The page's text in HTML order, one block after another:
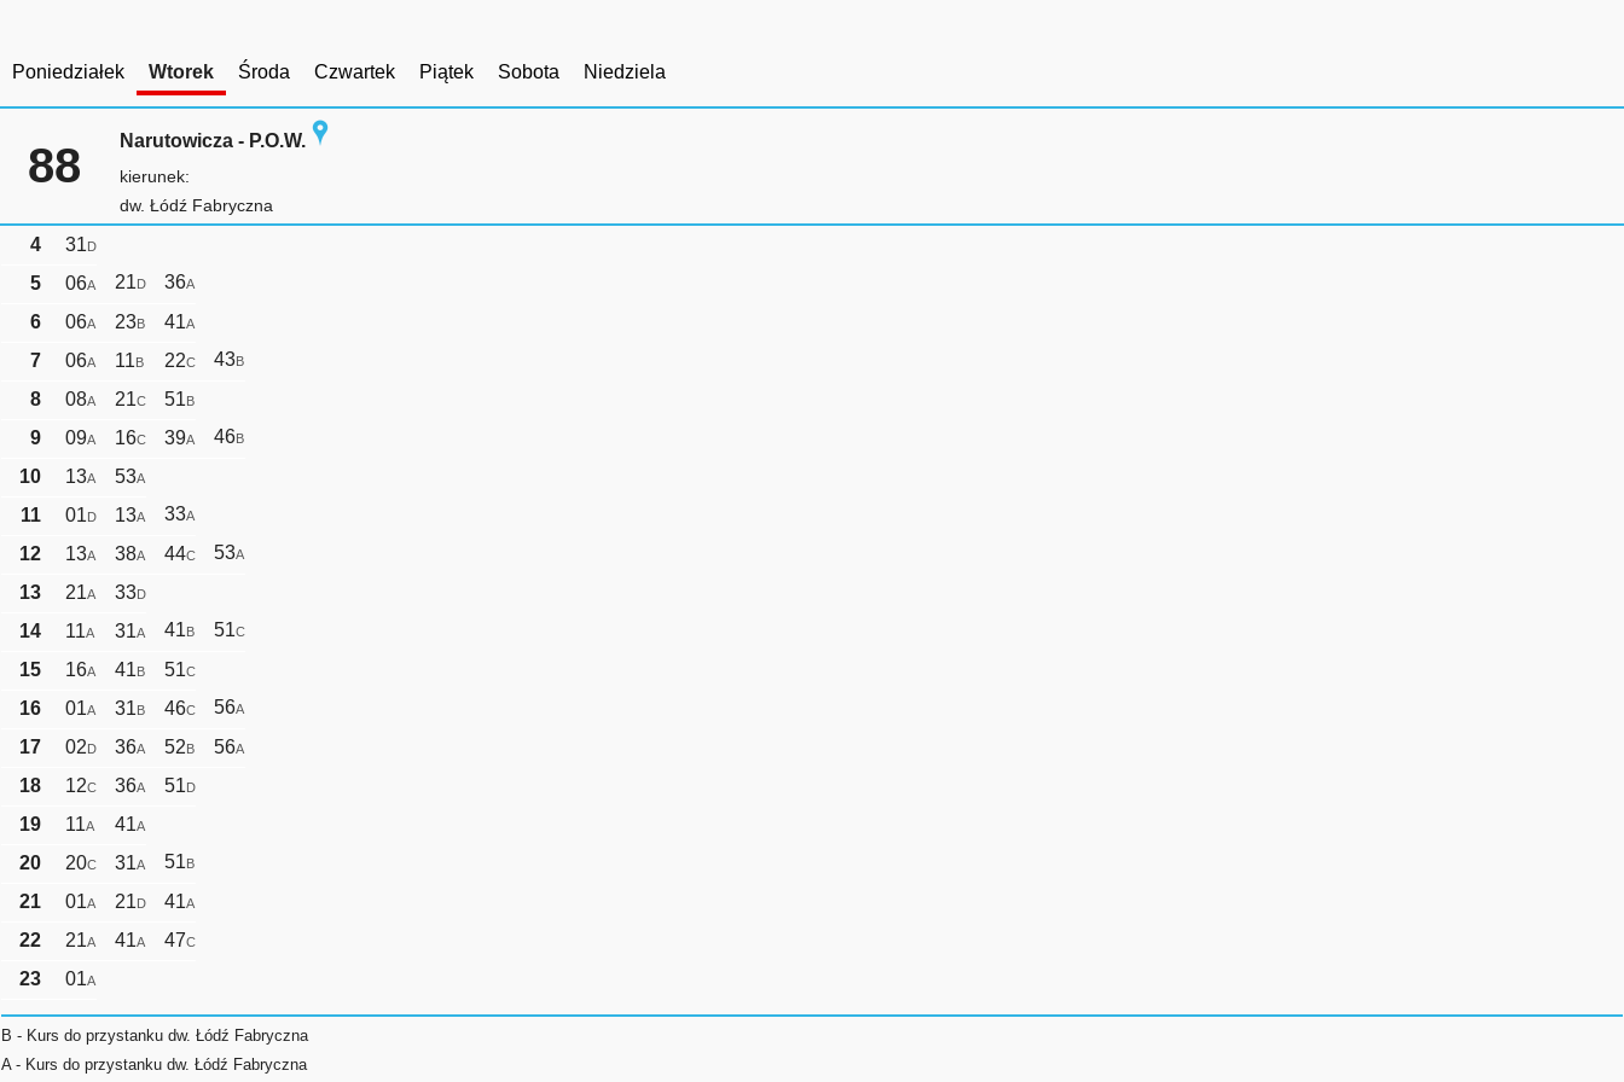
Poniedziałek Wtorek Środa Czwartek Piątek Sobota Niedziela
88 Narutowicza - P.O.W.
kierunek:
dw. Łódź Fabryczna
4 31D
5 06A 21D 36A
6 06A 23B 41A
7 06A 11B 22C 43B
8 08A 21C 51B
9 09A 16C 39A 46B
10 13A 53A
11 01D 13A 33A
12 13A 38A 44C 53A
13 21A 33D
14 11A 31A 41B 51C
15 16A 41B 51C
16 01A 31B 46C 56A
17 02D 36A 52B 56A
18 12C 36A 51D
19 11A 41A
20 20C 31A 51B
21 01A 21D 41A
22 21A 41A 47C
23 01A
B - Kurs do przystanku dw. Łódź Fabryczna
A - Kurs do przystanku dw. Łódź Fabryczna